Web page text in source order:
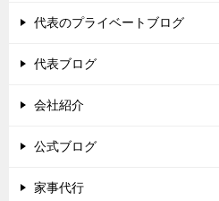
代表のプライベートブログ
代表ブログ
会社紹介
公式ブログ
家事代行